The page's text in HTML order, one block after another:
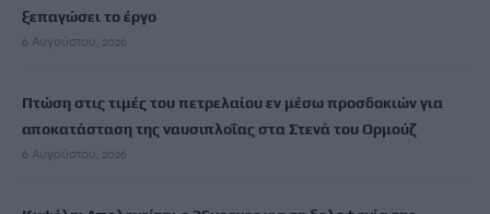
ξεπαγώσει το έργο
6 Αυγούστου, 2026
Πτώση στις τιμές του πετρελαίου εν μέσω προσδοκιών για
αποκατάσταση της ναυσιπλοΐας στα Στενά του Ορμούζ
6 Αυγούστου, 2026